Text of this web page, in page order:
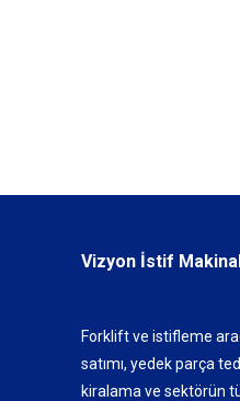
Vizyon İstif
Forklift ve istifleme
satımı, yedek parça
kiralama ve sektörün